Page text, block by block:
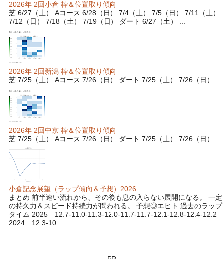
2026年 2回小倉 枠＆位置取り傾向
芝 6/27（土） Aコース 6/28（日） 7/4（土） 7/5（日） 7/11（土）
7/12（日） 7/18（土） 7/19（日） ダート 6/27（土） ...
2026年 2回新潟 枠＆位置取り傾向
芝 7/25（土） Aコース 7/26（日） ダート 7/25（土） 7/26（日）
2026年 2回中京 枠＆位置取り傾向
芝 7/25（土） Aコース 7/26（日） ダート 7/25（土） 7/26（日）
小倉記念展望（ラップ傾向＆予想）2026
まとめ 前半速い流れから、その後も息の入らない展開になる。 一定
の持久力＆スピード持続力が問われる。 予想◎エヒト 過去のラップ
タイム 2025 12.7-11.0-11.3-12.0-11.7-11.7-12.1-12.8-12.4-12.2
2024 12.3-10...